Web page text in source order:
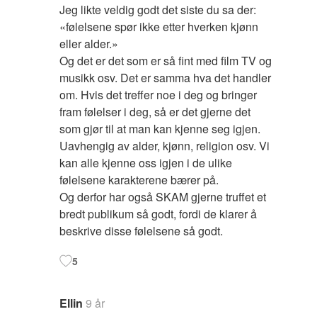
Jeg likte veldig godt det siste du sa der:
«følelsene spør ikke etter hverken kjønn
eller alder.»
Og det er det som er så fint med film TV og
musikk osv. Det er samma hva det handler
om. Hvis det treffer noe i deg og bringer
fram følelser i deg, så er det gjerne det
som gjør til at man kan kjenne seg igjen.
Uavhengig av alder, kjønn, religion osv. Vi
kan alle kjenne oss igjen i de ulike
følelsene karakterene bærer på.
Og derfor har også SKAM gjerne truffet et
bredt publikum så godt, fordi de klarer å
beskrive disse følelsene så godt.
5
Ellin 9 år